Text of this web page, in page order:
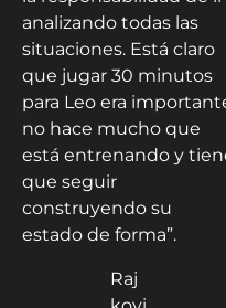
no hace mucho que
está entrenando y tiene
que seguir
construyendo su
estado de forma”.
Raj
kovi
c
arq
uer
o